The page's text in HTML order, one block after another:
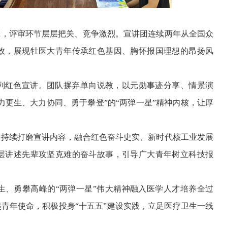
评审环节层层把关、竞争激烈。宣讲团连续两年从全国众
，展现牡医大青年传承红色基因、胸怀报国理想的昂扬风
色宣讲。团队摒弃单向说教，以元勋事迹分享、情景演
生、大力协同、勇于攀登”的“两弹一星”精神内核，让厚
续打磨宣讲内容，融合红色奋斗史实、新时代核工业发展
述先辈攻坚克难的奋斗故事，引导广大青年树立科技报
、勇攀高峰的“两弹一星”伟大精神融入医学人才培养全过
年使命，积极投身“十五五”建设实践，立足医疗卫生一线